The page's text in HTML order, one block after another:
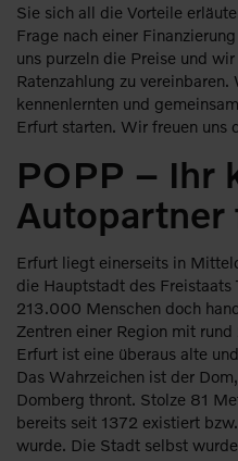
Sie sich all die Vorteile
Frage nach einer
uns purzeln die Preise und
Ratenzahlung zu
kennenlernten und
Erfurt starten. Wir freuen uns
POPP – Ihr
Erfurt liegt einerseits in
die Hauptstadt des Freistaats
213.000 Menschen doch
Zentren einer Region mit
Erfurt ist eine überaus alte
Das Wahrzeichen ist der
Domberg thront. Stolze 81
bereits seit 1372 existiert
wurde. Die Stadt selbst